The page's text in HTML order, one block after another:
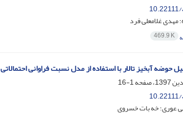
مهدی غلامعلی فرد
469.9 K
آبخیز تالار با استفاده از مدل نسبت فراوانی احتمالاتی
1-16
عوری؛ خه بات خسروی